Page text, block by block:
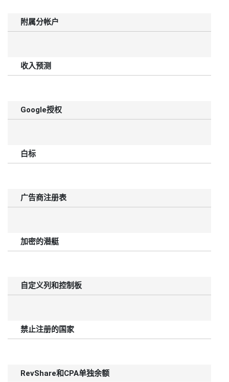
附属分帐户
收入预测
Google授权
白标
广告商注册表
加密的潜艇
自定义列和控制板
禁止注册的国家
RevShare和CPA单独余额